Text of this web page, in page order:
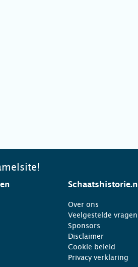
Schaatshistorie.nl
Over ons
Veelgestelde vragen
Sponsors
Disclaimer
Cookie beleid
Privacy verklaring